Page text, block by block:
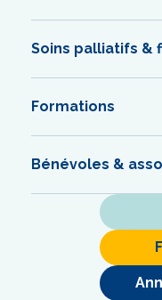
Soins palliatifs &
Formations
Bénévoles &